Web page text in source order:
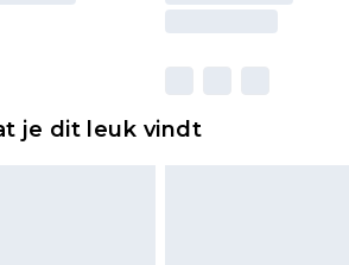
je dit leuk vindt